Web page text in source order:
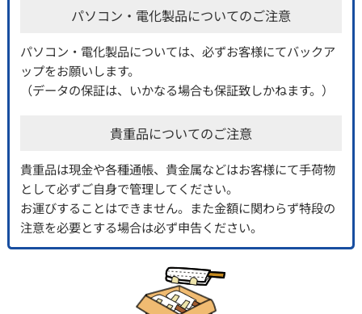
パソコン・電化製品についてのご注意
パソコン・電化製品については、必ずお客様にてバックア
ップをお願いします。
（データの保証は、いかなる場合も保証致しかねます。）
貴重品についてのご注意
貴重品は現金や各種通帳、貴金属などはお客様にて手荷物
として必ずご自身で管理してください。
お運びすることはできません。また金額に関わらず特段の
注意を必要とする場合は必ず申告ください。